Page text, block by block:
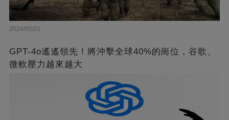
2024/05/21
GPT-4o遙遙領先！將沖擊全球40%的崗位，谷歌、
微軟壓力越來越大